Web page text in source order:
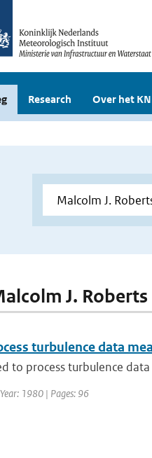
Research Over het
J. Roberts
turbulence data
to process turbulence
1980 | Pages: 96